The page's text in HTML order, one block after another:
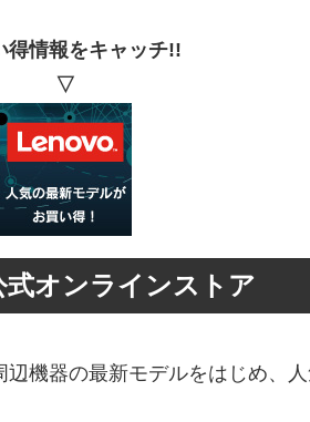
得情報をキャッチ!!
▽
式オンラインストア
機器の最新モデルをはじめ、